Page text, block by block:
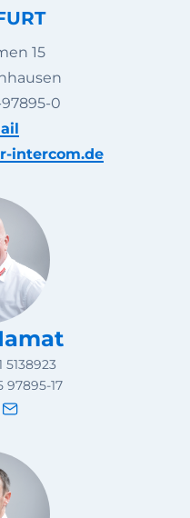
15
0
intercom.de
5138923
97895-17